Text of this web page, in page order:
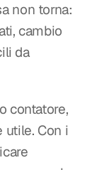
non torna:
cambio
da
contatore,
utile. Con i